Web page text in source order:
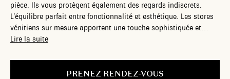
pièce. Ils vous protègent également des regards indiscrets.
L’équilibre parfait entre fonctionnalité et esthétique. Les stores
vénitiens sur mesure apportent une touche sophistiquée et
contemporaine à votre intérieur, tout en offrant une solution
proposons des stores vénitiens personnalisés, en différentes
matières, finitions et largeurs, qui s’harmonisent parfaitement
Lire la suite
PRENEZ RENDEZ-VOUS